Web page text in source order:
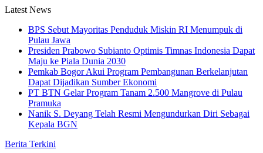
Skip
content
Latest News
BPS Sebut Mayoritas Penduduk Miskin RI Menumpuk di
Pulau Jawa
Presiden Prabowo Subianto Optimis Timnas Indonesia Dapat
Maju ke Piala Dunia 2030
Pemkab Bogor Akui Program Pembangunan Berkelanjutan
Dapat Dijadikan Sumber Ekonomi
PT BTN Gelar Program Tanam 2.500 Mangrove di Pulau
Pramuka
Nanik S. Deyang Telah Resmi Mengundurkan Diri Sebagai
Kepala BGN
Berita Terkini